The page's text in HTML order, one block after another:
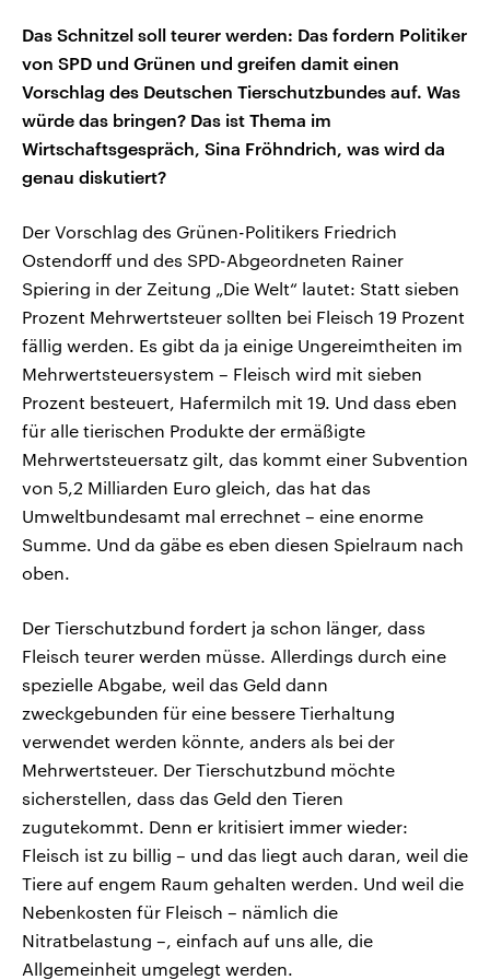
Das Schnitzel soll teurer werden: Das fordern Politiker
von SPD und Grünen und greifen damit einen
Vorschlag des Deutschen Tierschutzbundes auf. Was
würde das bringen? Das ist Thema im
Wirtschaftsgespräch, Sina Fröhndrich, was wird da
genau diskutiert?
Der Vorschlag des Grünen-Politikers Friedrich
Ostendorff und des SPD-Abgeordneten Rainer
Spiering in der Zeitung „Die Welt“ lautet: Statt sieben
Prozent Mehrwertsteuer sollten bei Fleisch 19 Prozent
fällig werden. Es gibt da ja einige Ungereimtheiten im
Mehrwertsteuersystem – Fleisch wird mit sieben
Prozent besteuert, Hafermilch mit 19. Und dass eben
für alle tierischen Produkte der ermäßigte
Mehrwertsteuersatz gilt, das kommt einer Subvention
von 5,2 Milliarden Euro gleich, das hat das
Umweltbundesamt mal errechnet – eine enorme
Summe. Und da gäbe es eben diesen Spielraum nach
oben.
Der Tierschutzbund fordert ja schon länger, dass
Fleisch teurer werden müsse. Allerdings durch eine
spezielle Abgabe, weil das Geld dann
zweckgebunden für eine bessere Tierhaltung
verwendet werden könnte, anders als bei der
Mehrwertsteuer. Der Tierschutzbund möchte
sicherstellen, dass das Geld den Tieren
zugutekommt. Denn er kritisiert immer wieder:
Fleisch ist zu billig – und das liegt auch daran, weil die
Tiere auf engem Raum gehalten werden. Und weil die
Nebenkosten für Fleisch – nämlich die
Nitratbelastung –, einfach auf uns alle, die
Allgemeinheit umgelegt werden.